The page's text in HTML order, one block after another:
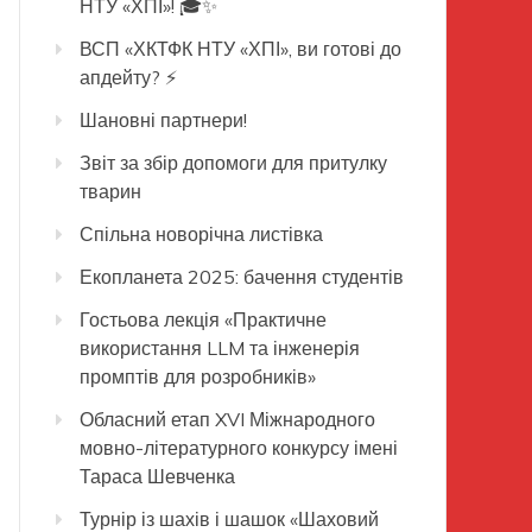
НТУ «ХПІ»! 🎓✨
ВСП «ХКТФК НТУ «ХПІ», ви готові до
апдейту? ⚡️
Шановні партнери!
Звіт за збір допомоги для притулку
тварин
Спільна новорічна листівка
Екопланета 2025: бачення студентів
Гостьова лекція «Практичне
використання LLM та інженерія
промптів для розробників»
Обласний етап XVI Міжнародного
мовно-літературного конкурсу імені
Тараса Шевченка
Турнір із шахів і шашок «Шаховий